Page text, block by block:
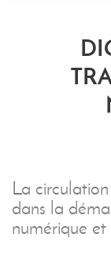
La
dans la
numérique